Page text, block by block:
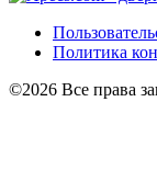
Политика
©2026 Все права